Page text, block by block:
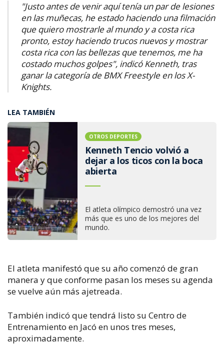
"Justo antes de venir aquí tenía un par de lesiones
en las muñecas, he estado haciendo una filmación
que quiero mostrarle al mundo y a costa rica
pronto, estoy haciendo trucos nuevos y mostrar
costa rica con las bellezas que tenemos, me ha
costado muchos golpes", indicó Kenneth, tras
ganar la categoría de BMX Freestyle en los X-
Knights.
LEA TAMBIÉN
OTROS DEPORTES
Kenneth Tencio volvió a
dejar a los ticos con la boca
abierta
El atleta olímpico demostró una vez
más que es uno de los mejores del
mundo.
El atleta manifestó que su año comenzó de gran
manera y que conforme pasan los meses su agenda
se vuelve aún más ajetreada.
También indicó que tendrá listo su Centro de
Entrenamiento en Jacó en unos tres meses,
aproximadamente.